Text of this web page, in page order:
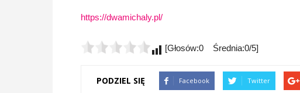
https://dwamichaly.pl/
[Głosów:0 Średnia:0/5]
PODZIEL SIĘ Facebook Twitter